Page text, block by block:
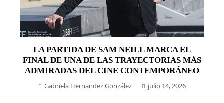
LA PARTIDA DE SAM NEILL MARCA EL
FINAL DE UNA DE LAS TRAYECTORIAS MÁS
ADMIRADAS DEL CINE CONTEMPORÁNEO
Gabriela Hernandez González julio 14, 2026